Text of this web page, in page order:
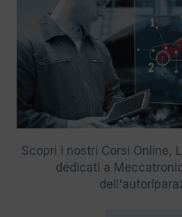
Scopri i nostri Corsi Online,
dedicati a